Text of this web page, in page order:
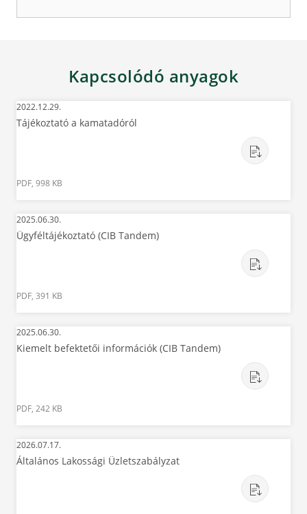
Kapcsolódó anyagok
2022.12.29.
Tájékoztató a kamatadóról
PDF, 998 KB
2025.06.30.
Ügyféltájékoztató (CIB Tandem)
PDF, 391 KB
2025.06.30.
Kiemelt befektetői információk (CIB Tandem)
PDF, 242 KB
2026.07.17.
Általános Lakossági Üzletszabályzat